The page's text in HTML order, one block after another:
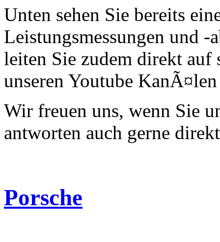
Unten sehen Sie bereits
Leistungsmessungen und -
leiten Sie zudem direkt auf
unseren Youtube
Wir freuen uns, wenn Sie
antworten auch gerne
Porsche